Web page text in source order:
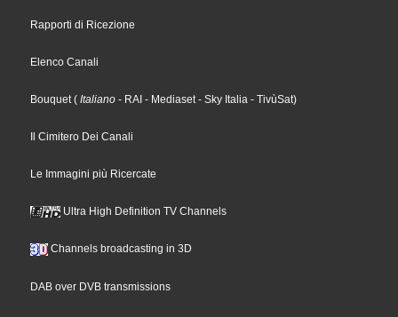
Rapporti di Ricezione
Elenco Canali
Bouquet ( Italiano - RAI - Mediaset - Sky Italia - TivùSat)
Il Cimitero Dei Canali
Le Immagini più Ricercate
Ultra High Definition TV Channels
Channels broadcasting in 3D
DAB over DVB transmissions